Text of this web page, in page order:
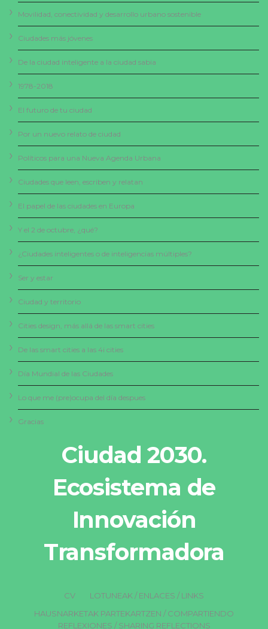
Movilidad, conectividad y desarrollo urbano sostenible
Ciudades más jóvenes
De la ciudad inteligente a la ciudad sabia
1978-2018
El futuro de tu ciudad
Por un nuevo relato de ciudad
Políticos para una Nueva Agenda Urbana
Ciudades que leen, escriben y relatan
El papel de las ciudades en Europa
Y el 2 de octubre, ¿qué?
¿Ciudades inteligentes o de inteligencias múltiples?
Ser y estar
Ciudad y territorio
Cities design, más allá de las smart cities
De las smart cities a las 4i cities
Día Mundial de las Ciudades
Lo que me (pre)ocupa del día despues
Gracias
Ciudad 2030.
Ecosistema de
Innovación
Transformadora
CV
LOTUNEAK / ENLACES / LINKS
HAUSNARKETAK PARTEKARTZEN / COMPARTIENDO
REFLEXIONES / SHARING REFLECTIONS